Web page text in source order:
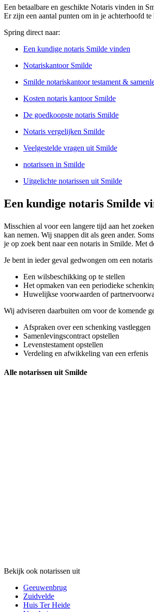
Een betaalbare en geschikte Notaris vinden in
Er zijn een aantal punten om in je achterhoofd
Spring direct naar:
Een kundige notaris Smilde vinden
Notariskantoor Smilde
Smilde notariskantoor testament &
Kosten notaris kantoor Smilde
De goedkoopste notaris Smilde
Notaris vergelijken Smilde
Veelgestelde vragen uit Smilde
notarissen in Smilde
Uitgelichte notarissen uit Smilde
Een kundige notaris Smilde
Misschien al voor een langere tijd aan het
kan nemen. Wij snappen dit als geen ander.
je op zoek bent naar een notaris in Smilde. Met
Je bent in ieder geval gedwongen om een
Een wilsbeschikking op te stellen
Het opmaken van een periodieke
Huwelijkse voorwaarden of
Wij adviseren daarbuiten om voor de komende
Afspraken over een schenking vastleggen
Samenlevingscontract opstellen
Levenstestament opstellen
Verdeling en afwikkeling van een erfenis
Alle notarissen uit Smilde
Bekijk ook notarissen uit
Geeuwenbrug
Zuidvelde
Huis Ter Heide